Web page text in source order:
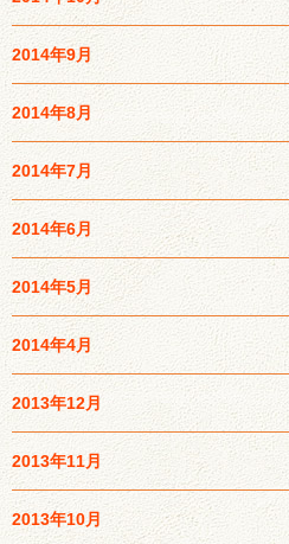
2014年9月
2014年8月
2014年7月
2014年6月
2014年5月
2014年4月
2013年12月
2013年11月
2013年10月